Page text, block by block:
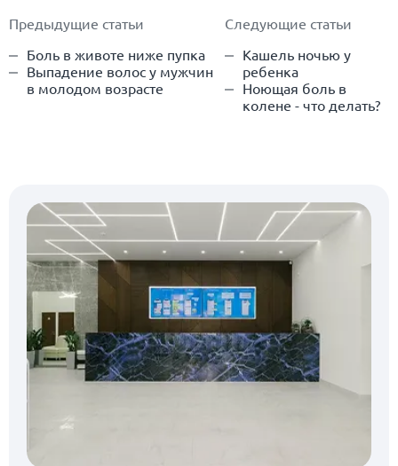
Предыдущие статьи
Боль в животе ниже пупка
Выпадение волос у мужчин
в молодом возрасте
Следующие статьи
Кашель ночью у
ребенка
Ноющая боль в
колене - что делать?